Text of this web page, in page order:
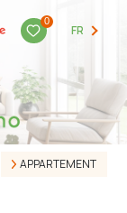
0
FR
APPARTEMENT